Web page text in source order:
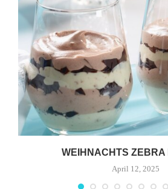
WEIHNACHTS ZEBRA
April 12, 2025